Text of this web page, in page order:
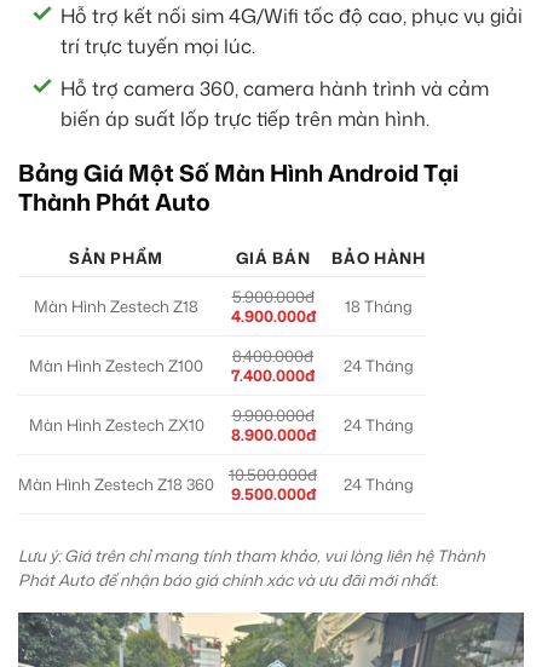
Hỗ trợ kết nối sim 4G/Wifi tốc độ cao, phục vụ giải
trí trực tuyến mọi lúc.
Hỗ trợ camera 360, camera hành trình và cảm
biến áp suất lốp trực tiếp trên màn hình.
Bảng Giá Một Số Màn Hình Android Tại
Thành Phát Auto
SẢN PHẨM GIÁ BÁN BẢO HÀNH
Màn Hình Zestech Z18
5.900.000đ
4.900.000đ
18 Tháng
Màn Hình Zestech Z100
8.400.000đ
7.400.000đ
24 Tháng
Màn Hình Zestech ZX10
9.900.000đ
8.900.000đ
24 Tháng
Màn Hình Zestech Z18 360
10.500.000đ
9.500.000đ
24 Tháng
Lưu ý: Giá trên chỉ mang tính tham khảo, vui lòng liên hệ Thành
Phát Auto để nhận báo giá chính xác và ưu đãi mới nhất.